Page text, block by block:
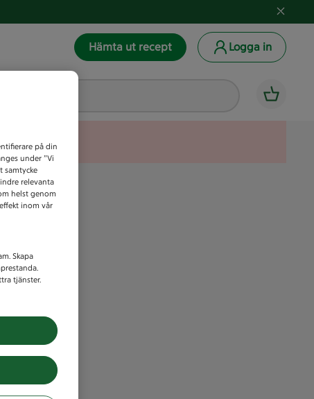
Hämta ut recept Logga in
på din
under ”Vi
samtycke
relevanta
helst genom
inom vår
Skapa
tjänster.